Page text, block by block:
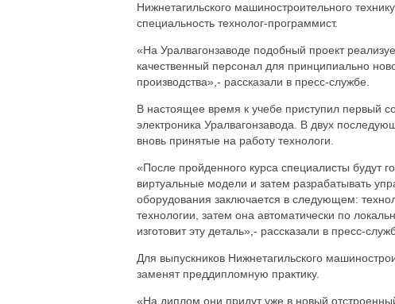
Нижнетагильского машиностроительного
специальность технолог-программист.
«На Уралвагонзаводе подобный проект
качественный персонал для принципиально
производства»,- рассказали в пресс-службе.
В настоящее время к учебе приступил первый
электроника Уралвагонзавода. В двух
вновь принятые на работу технологи.
«После пройденного курса специалисты будут
виртуальные модели и затем разрабатывать
оборудования заключается в следующем:
технологии, затем она автоматически по
изготовит эту деталь»,- рассказали в пресс-
Для выпускников Нижнетагильского
заменят преддипломную практику.
«На диплом они придут уже в новый